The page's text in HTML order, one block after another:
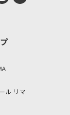
ル リマ